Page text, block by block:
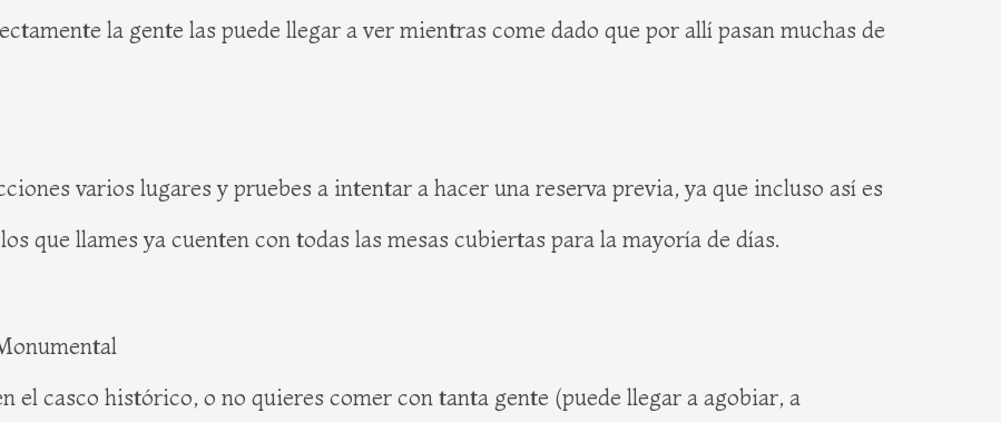
la gente las puede llegar a ver mientras come dado que por allí pasan muchas de
varios lugares y pruebes a intentar a hacer una reserva previa, ya que incluso así es
que llames ya cuenten con todas las mesas cubiertas para la mayoría de días.
el casco histórico, o no quieres comer con tanta gente (puede llegar a agobiar, a